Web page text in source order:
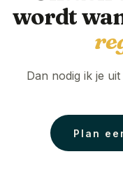
wordt
Dan nodig ik je
Plan